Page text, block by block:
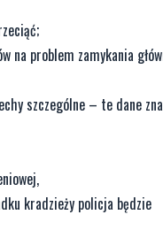
na problem zamykania
szczególne – te dane
kradzieży policja będzie